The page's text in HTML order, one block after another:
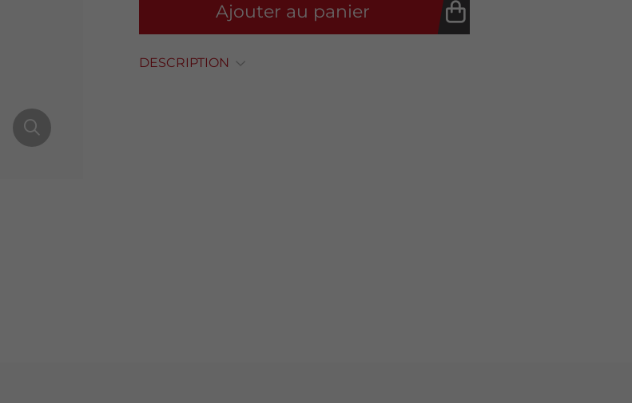
Ajouter au panier
DESCRIPTION